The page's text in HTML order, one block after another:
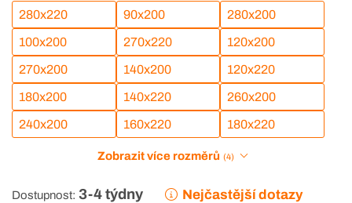
280x220 90x200 280x200
100x200 270x220 120x200
270x200 140x200 120x220
180x200 140x220 260x200
240x200 160x220 180x220
Zobrazit více rozměrů (4)
Dostupnost: 3-4 týdny Nejčastější dotazy